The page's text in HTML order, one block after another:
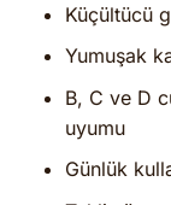
Küçültücü
Yumuşak
B, C ve D
uyumu
Günlük